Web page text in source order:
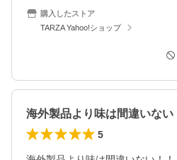
購入したストア
TARZA Yahoo!ショップ
5